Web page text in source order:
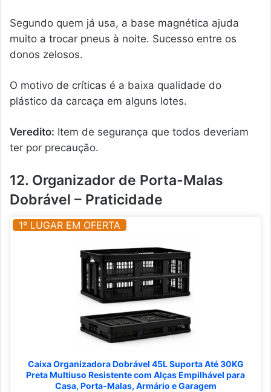
Segundo quem já usa, a base magnética ajuda
muito a trocar pneus à noite. Sucesso entre os
donos zelosos.
O motivo de críticas é a baixa qualidade do
plástico da carcaça em alguns lotes.
Veredito: Item de segurança que todos deveriam
ter por precaução.
12. Organizador de Porta-Malas
Dobrável – Praticidade
1º LUGAR EM OFERTA
Caixa Organizadora Dobrável 45L Suporta Até 30KG
Preta Multiuso Resistente com Alças Empilhável para
Casa, Porta-Malas, Armário e Garagem